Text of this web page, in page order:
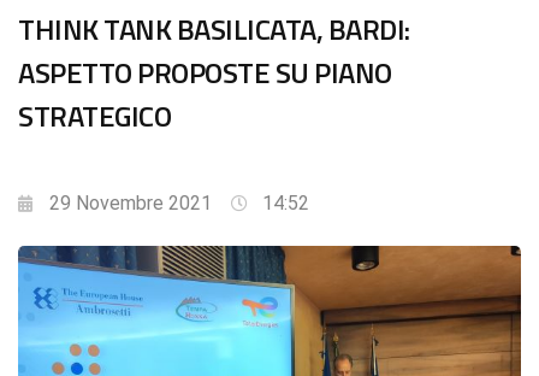
THINK TANK BASILICATA, BARDI:
ASPETTO PROPOSTE SU PIANO
STRATEGICO
29 Novembre 2021 14:52